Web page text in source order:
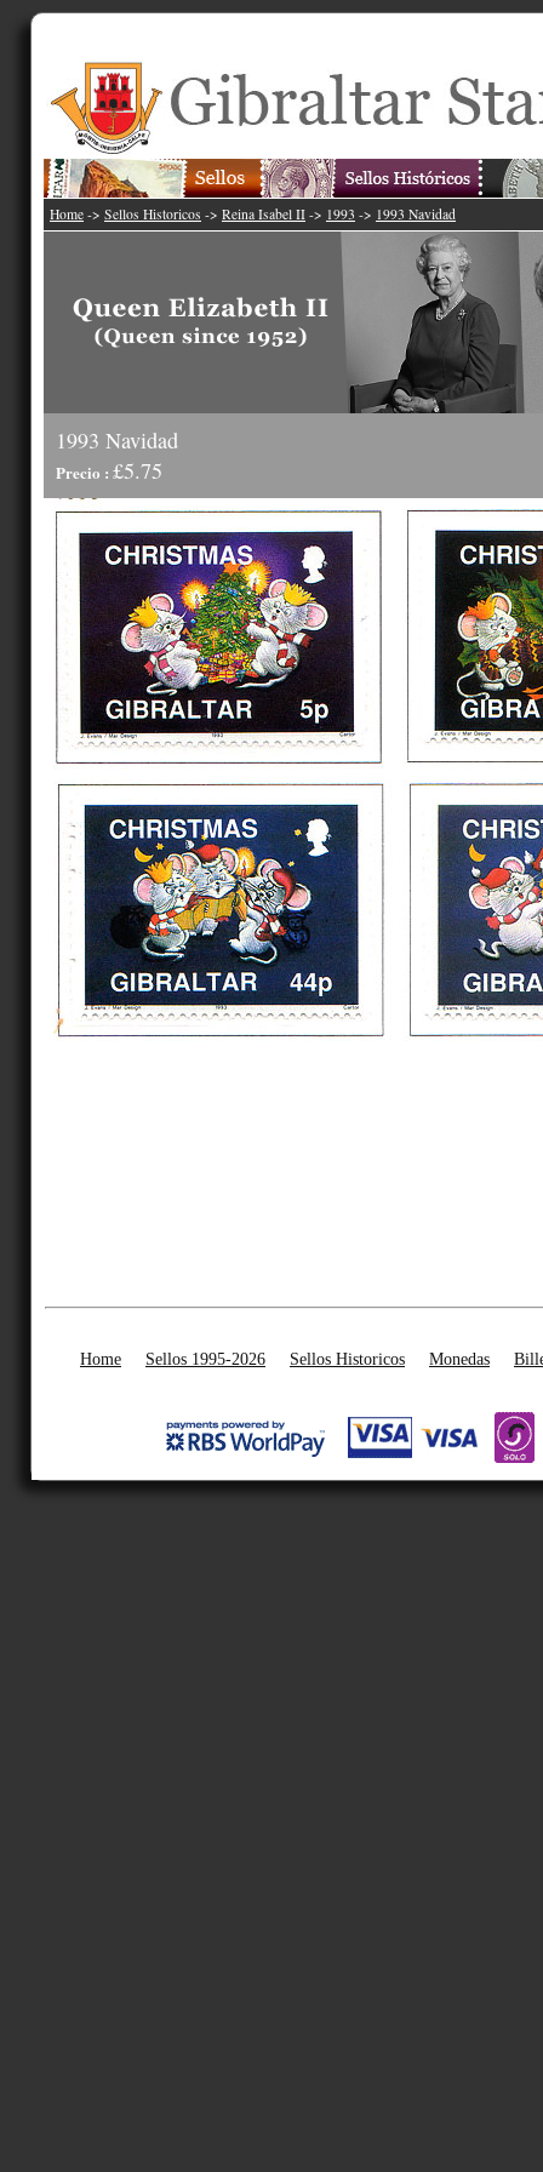
Home -> Sellos Historicos -> Reina Isabel II -> 1993 -> 1993 Navidad
1993 Navidad
Precio : £5.75
Home Sellos 1995-2026 Sellos Historicos Monedas